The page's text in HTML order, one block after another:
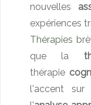
nouvelles
expériences
Thérapies
que la
thérapie
l'accent